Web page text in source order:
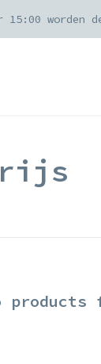
worden
products